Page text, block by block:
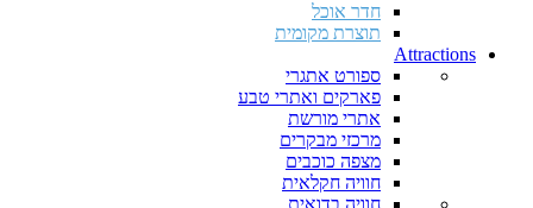
חדר אוכל
תוצרת מקומית
Attractions
ספורט אתגרי
פארקים ואתרי טבע
אתרי מורשת
מרכזי מבקרים
מצפה כוכבים
חוויה חקלאית
חוויה בדואית